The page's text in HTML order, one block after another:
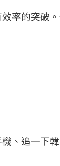
率的突破
機、追一下